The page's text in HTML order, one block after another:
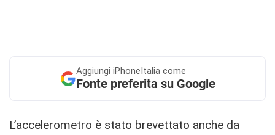
Aggiungi iPhoneItalia come
Fonte preferita su Google
L’accelerometro è stato brevettato anche da